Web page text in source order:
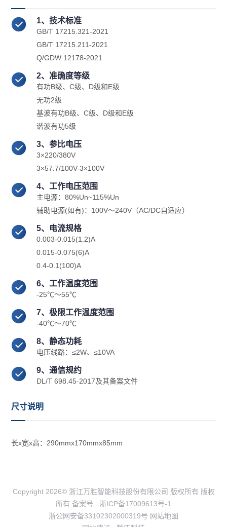
1、技术标准
GB/T 17215.321-2021
GB/T 17215.211-2021
Q/GDW 12178-2021
2、准确度等级
有功B级、C级、D级和E级
无功2级
基波有功B级、C级、D级和E级
谐波有功5级
3、参比电压
3×220/380V
3×57.7/100V-3×100V
4、工作电压范围
主电源：80%Un~115%Un
辅助电源(如有)：100V～240V（AC/DC自适应）
5、电流规格
0.003-0.015(1.2)A
0.015-0.075(6)A
0.4-0.1(100)A
6、工作温度范围
-25℃～55℃
7、极限工作温度范围
-40℃～70℃
8、静态功耗
电压线路：≤2W、≤10VA
9、通信规约
DL/T 698.45-2017及其备案文件
尺寸说明
长x宽x高：290mmx170mmx85mm
Copyright 2026© 浙江万胜智能科技股份有限公司 版权所有 版权
所有 备案号 : 浙ICP备17009613号-1
浙公网安备33102302000319号 网站地图